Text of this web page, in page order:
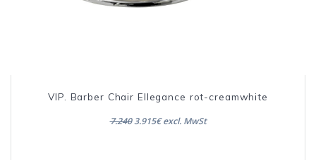
VIP. Barber Chair Ellegance rot-creamwhite
7.2403.915€ excl. MwSt